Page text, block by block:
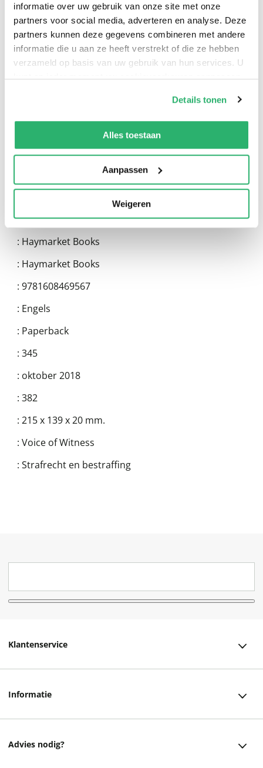
informatie over uw gebruik van onze site met onze
partners voor social media, adverteren en analyse. Deze
partners kunnen deze gegevens combineren met andere
informatie die u aan ze heeft verstrekt of die ze hebben
verzameld op basis van uw gebruik van hun services. U
kunt op ieder moment uw cookievoorkeuren aanpassen
We werken samen met13 derdendie uw gegevens
kunnen ontvangen en verwerken.
Details tonen
Alles toestaan
Aanpassen
Weigeren
: Haymarket Books
: Haymarket Books
: 9781608469567
: Engels
: Paperback
: 345
: oktober 2018
: 382
: 215 x 139 x 20 mm.
: Voice of Witness
: Strafrecht en bestraffing
Klantenservice
Informatie
Advies nodig?